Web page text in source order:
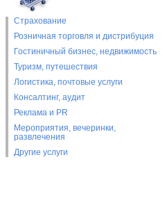
Страхование
Розничная торговля и дистрибуция
Гостиничный бизнес, недвижимость
Туризм, путешествия
Логистика, почтовые услуги
Консалтинг, аудит
Реклама и PR
Мероприятия, вечеринки,
развлечения
Другие услуги